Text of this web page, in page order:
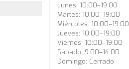
Lunes: 10:00–19:00
Martes: 10:00–19:00
Miércoles: 10:00–19:00
Jueves: 10:00–19:00
Viernes: 10:00–19:00
Sábado: 9:00–14:00
Domingo: Cerrado